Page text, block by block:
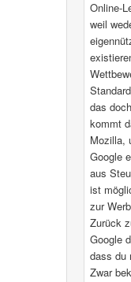
Online-
weil
das
kommt
Mozilla,
Google
aus
ist
zur
Zurück
Google
dass du
Zwar